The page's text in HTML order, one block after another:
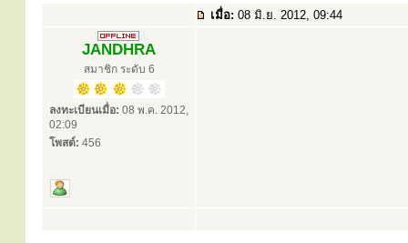
เมื่อ: 08 มิ.ย. 2012, 09:44
JANDHRA
สมาชิก ระดับ 6
ลงทะเบียนเมื่อ: 08 พ.ค. 2012,
02:09
โพสต์: 456